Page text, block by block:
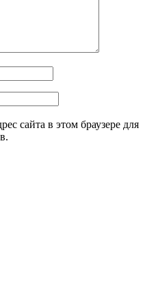
сайта в этом браузере для